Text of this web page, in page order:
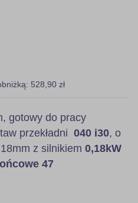
528,90 zł
gotowy do pracy
przekładni 040 i30, o
z silnikiem 0,18kW
47